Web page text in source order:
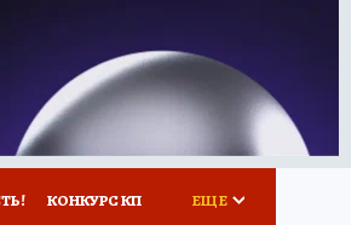
КОНКУРС КП ЕЩЕ